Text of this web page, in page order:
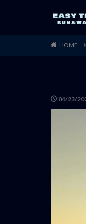
HOME
04/23/